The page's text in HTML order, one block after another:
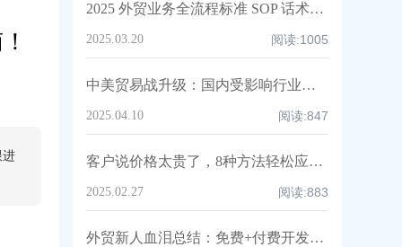
2025 外贸业务全流程标准 SOP 话术白皮书，人手一份速领！
2025.03.20 阅读:1005
中美贸易战升级：国内受影响行业深度解析与中企应对策略！
2025.04.10 阅读:847
客户说价格太贵了，8种方法轻松应对，附高情商话术及案例！
2025.02.27 阅读:883
外贸新人血泪总结：免费+付费开发客户渠道全攻略（亲测爆单路径）
进